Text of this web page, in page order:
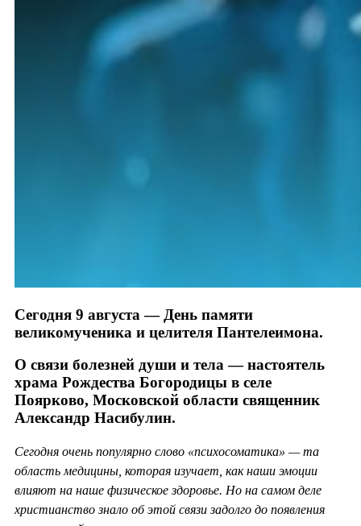
Сегодня 9 августа — День памяти
великомученика и целителя Пантелеимона.
О связи болезней души и тела — настоятель
храма Рождества Богородицы в селе
Поярково, Московской области священник
Александр Насибулин.
Сегодня очень популярно слово «психосоматика» — та
область медицины, которая изучает, как наши эмоции
влияют на наше физическое здоровье. Но на самом деле
христианство знало об этой связи задолго до появления